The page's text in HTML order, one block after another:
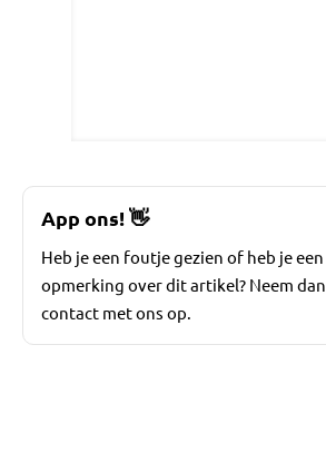
App ons!👋
Heb je een foutje gezien of heb je een
opmerking over dit artikel? Neem dan
contact met ons op.